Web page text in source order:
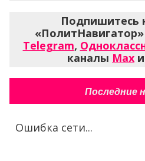
Подпишитесь
Telegram,
каналы Max и
Последние
Ошибка сети...